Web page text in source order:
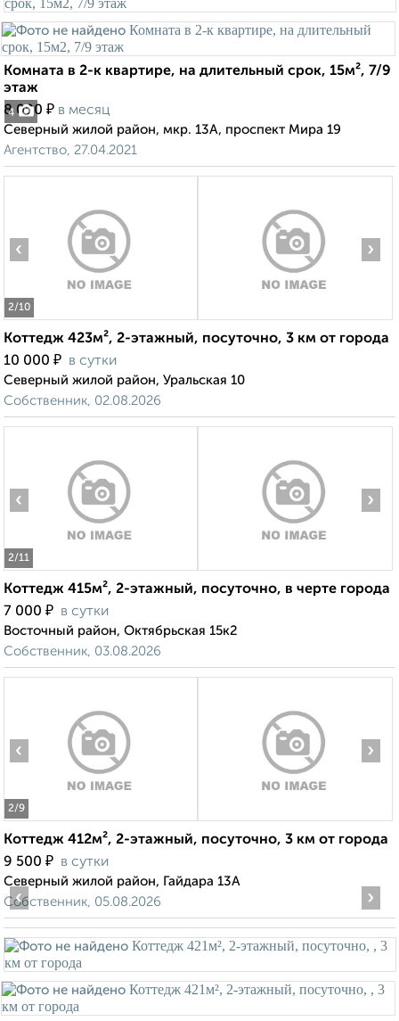
4
Комната в 2-к квартире, на длительный срок, 15м², 7/9
этаж
8 000 ₽ в месяц
Северный жилой район, мкр. 13А, проспект Мира 19
Агентство, 27.04.2021
2/10
‹ ›
Коттедж 423м², 2-этажный, посуточно, 3 км от города
10 000 ₽ в сутки
Северный жилой район, Уральская 10
Собственник, 02.08.2026
2/11
‹ ›
Коттедж 415м², 2-этажный, посуточно, в черте города
7 000 ₽ в сутки
Восточный район, Октябрьская 15к2
Собственник, 03.08.2026
2/9
‹ ›
Коттедж 412м², 2-этажный, посуточно, 3 км от города
9 500 ₽ в сутки
Северный жилой район, Гайдара 13А
Собственник, 05.08.2026
‹ ›